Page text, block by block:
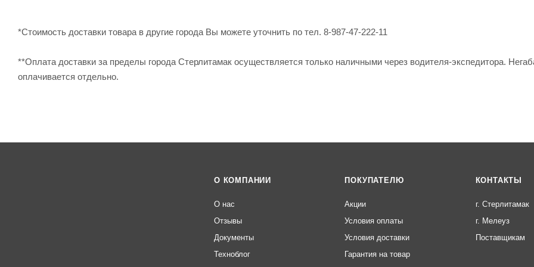
*Стоимость доставки товара в другие города Вы можете уточнить по тел. 8-987-47-222-11
**Оплата доставки за пределы города Стерлитамак осуществляется только наличными через водителя-экспедитора.
оплачивается отдельно.
О КОМПАНИИ
О нас
Отзывы
Документы
Техноблог
ПОКУПАТЕЛЮ
Акции
Условия оплаты
Условия доставки
Гарантия на товар
КОНТАКТЫ
г. Стерлитамак
г. Мелеуз
Поставщикам